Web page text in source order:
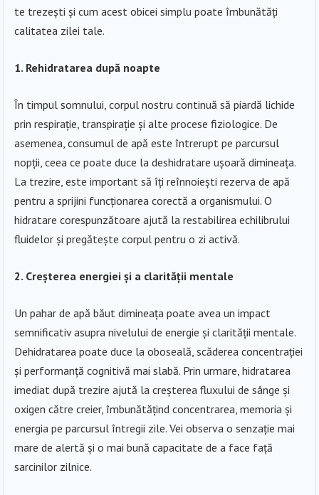
te trezești și cum acest obicei simplu poate îmbunătăți
calitatea zilei tale.
1. Rehidratarea după noapte
În timpul somnului, corpul nostru continuă să piardă lichide
prin respirație, transpirație și alte procese fiziologice. De
asemenea, consumul de apă este întrerupt pe parcursul
nopții, ceea ce poate duce la deshidratare ușoară dimineața.
La trezire, este important să îți reînnoiești rezerva de apă
pentru a sprijini funcționarea corectă a organismului. O
hidratare corespunzătoare ajută la restabilirea echilibrului
fluidelor și pregătește corpul pentru o zi activă.
2. Creșterea energiei și a clarității mentale
Un pahar de apă băut dimineața poate avea un impact
semnificativ asupra nivelului de energie și clarității mentale.
Dehidratarea poate duce la oboseală, scăderea concentrației
și performanță cognitivă mai slabă. Prin urmare, hidratarea
imediat după trezire ajută la creșterea fluxului de sânge și
oxigen către creier, îmbunătățind concentrarea, memoria și
energia pe parcursul întregii zile. Vei observa o senzație mai
mare de alertă și o mai bună capacitate de a face față
sarcinilor zilnice.